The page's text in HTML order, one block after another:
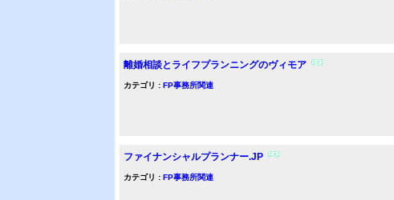
離婚相談とライフプランニングのヴィモア
カテゴリ : FP事務所関連
ファイナンシャルプランナー.JP
カテゴリ : FP事務所関連